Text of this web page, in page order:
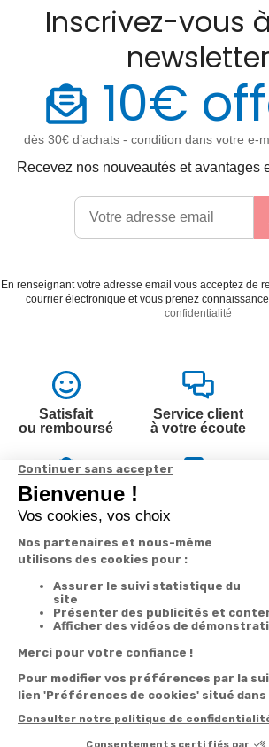
Inscrivez-vous
newsletter
10€
dès 30€ d’achats - condition dans votre e-
Recevez nos nouveautés et avantages
En renseignant votre adresse email vous acceptez de
courrier électronique et vous prenez
confidentialité
Satisfait
ou remboursé
Service client
à votre écoute
Garantie
2 ans
à la carte
Votre
commande
Suivi de
commande
Livraison
Paiement facilité
Nos services
Besoin d'aide
Abonnement à la
newsletter
Désabonnement à
Contact